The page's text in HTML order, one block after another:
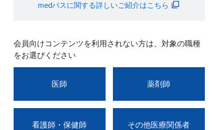
medパスに関する詳しいご紹介はこちら
会員向けコンテンツを利用されない方は、対象の職種
をお選びください
医師 薬剤師
看護師・保健師 その他医療関係者